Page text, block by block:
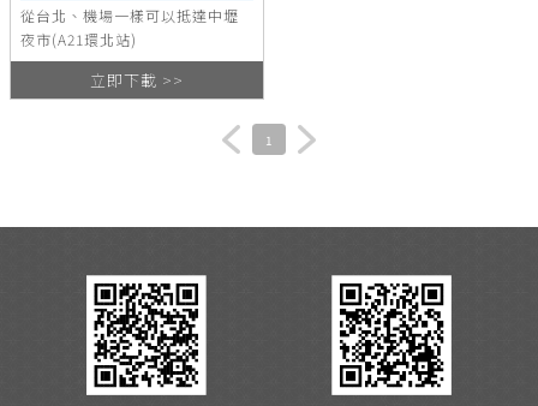
從台北、機場一樣可以抵達中壢
夜市(A21環北站)
立即下載 >>
1